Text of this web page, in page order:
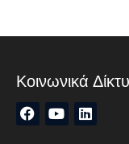
Κοινωνικά